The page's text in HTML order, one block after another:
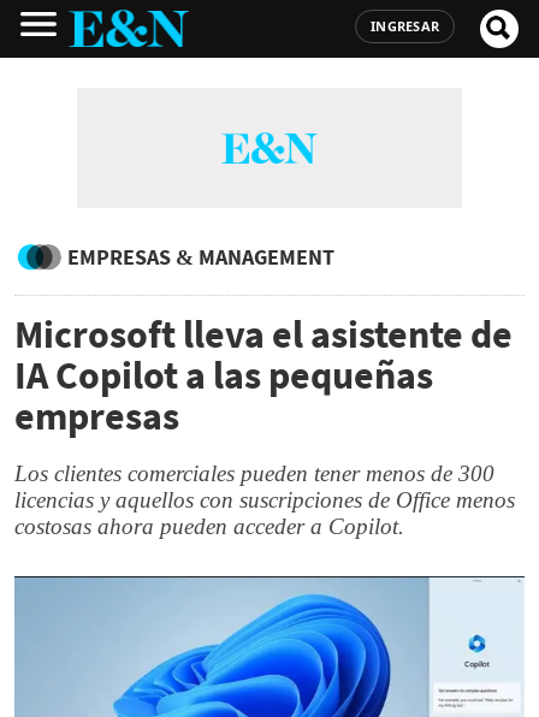
INGRESAR
EMPRESAS & MANAGEMENT
Microsoft lleva el asistente de
IA Copilot a las pequeñas
empresas
Los clientes comerciales pueden tener menos de 300
licencias y aquellos con suscripciones de Office menos
costosas ahora pueden acceder a Copilot.